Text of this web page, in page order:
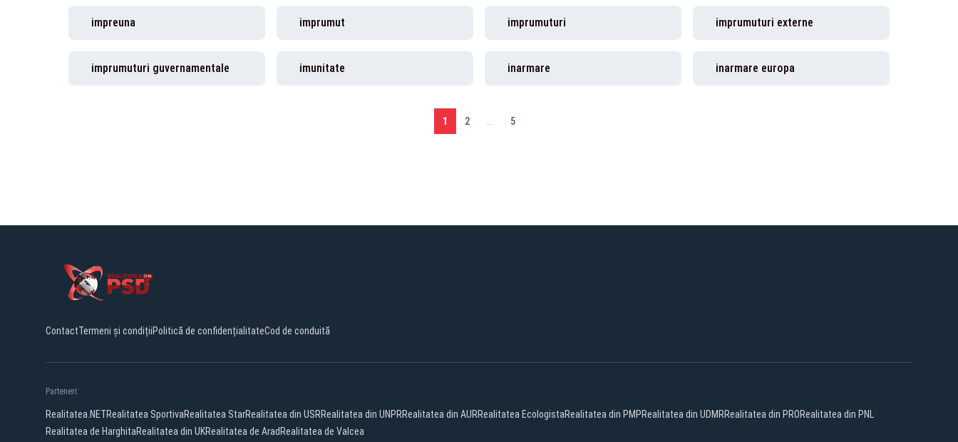
impreuna imprumut imprumuturi imprumuturi externe
imprumuturi guvernamentale imunitate inarmare inarmare europa
1 2 5
ContactTermeni și condițiiPolitică de confidențialitateCod de conduită
Parteneri:
Realitatea.NETRealitatea SportivaRealitatea StarRealitatea din USRRealitatea din UNPRRealitatea din AURRealitatea EcologistaRealitatea din PMPRealitatea din UDMRRealitatea din PRORealitatea din PNL
Realitatea de HarghitaRealitatea din UKRealitatea de Arad Realitatea de Valcea